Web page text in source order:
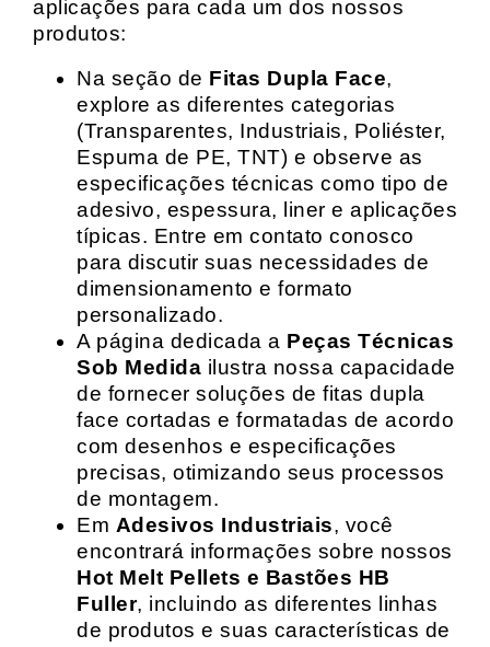
aplicações para cada um dos nossos
produtos:
Na seção de Fitas Dupla Face,
explore as diferentes categorias
(Transparentes, Industriais, Poliéster,
Espuma de PE, TNT) e observe as
especificações técnicas como tipo de
adesivo, espessura, liner e aplicações
típicas. Entre em contato conosco
para discutir suas necessidades de
dimensionamento e formato
personalizado.
A página dedicada a Peças Técnicas
Sob Medida ilustra nossa capacidade
de fornecer soluções de fitas dupla
face cortadas e formatadas de acordo
com desenhos e especificações
precisas, otimizando seus processos
de montagem.
Em Adesivos Industriais, você
encontrará informações sobre nossos
Hot Melt Pellets e Bastões HB
Fuller, incluindo as diferentes linhas
de produtos e suas características de